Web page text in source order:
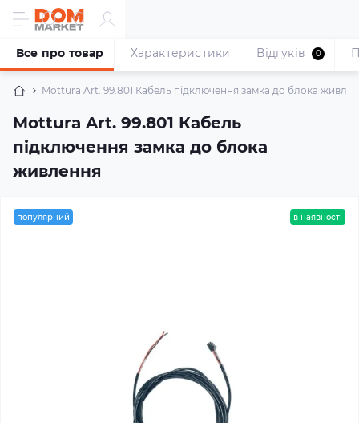
Mottura Art. 99.801 Кабель підключення замка до блока
Mottura Art. 99.801 Кабель
підключення замка до блока
живлення
Все про товар Характеристики Відгуків 0
популярний в наявності